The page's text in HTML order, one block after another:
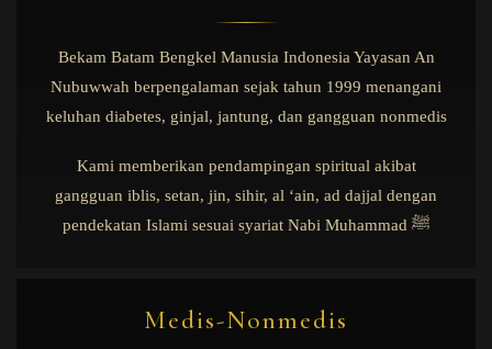
Bekam Batam Bengkel Manusia Indonesia Yayasan An
Nubuwwah berpengalaman sejak tahun 1999 menangani
keluhan diabetes, ginjal, jantung, dan gangguan nonmedis
Kami memberikan pendampingan spiritual akibat
gangguan iblis, setan, jin, sihir, al ‘ain, ad dajjal dengan
pendekatan Islami sesuai syariat Nabi Muhammad ﷺ
Medis-Nonmedis